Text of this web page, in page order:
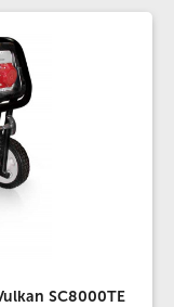
SC8000TE